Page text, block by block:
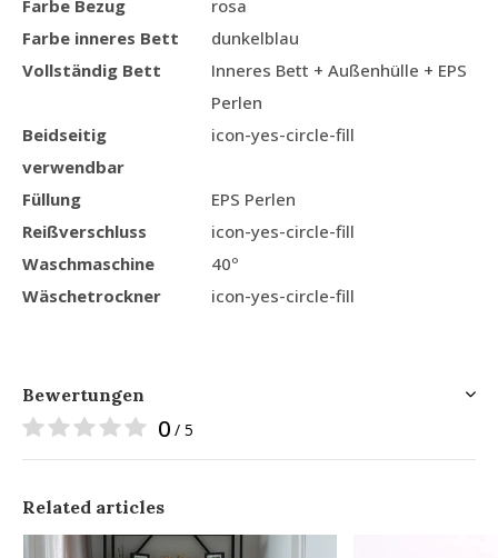
Farbe Bezug
rosa
Farbe inneres Bett
dunkelblau
Vollständig Bett
Inneres Bett + Außenhülle + EPS
Perlen
Beidseitig
verwendbar
icon-yes-circle-fill
Füllung
EPS Perlen
Reißverschluss
icon-yes-circle-fill
Waschmaschine
40º
Wäschetrockner
icon-yes-circle-fill
Bewertungen
0 / 5
Related articles